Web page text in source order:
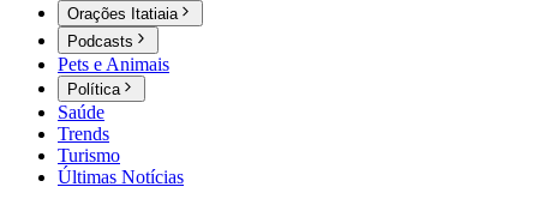
Orações Itatiaia
Podcasts
Pets e Animais
Política
Saúde
Trends
Turismo
Últimas Notícias